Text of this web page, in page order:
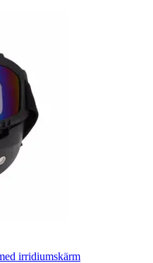
irridiumskärm